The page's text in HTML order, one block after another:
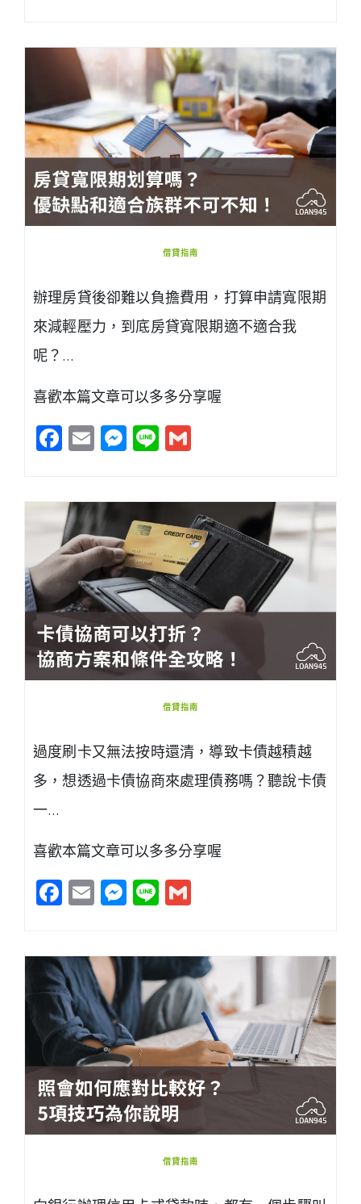
借貸指南
辦理房貸後卻難以負擔費用，打算申請寬限期
來減輕壓力，到底房貸寬限期適不適合我
呢？…
喜歡本篇文章可以多多分享喔
Facebook
EmailMessenger
Line
借貸指南
過度刷卡又無法按時還清，導致卡債越積越
多，想透過卡債協商來處理債務嗎？聽說卡債
一…
喜歡本篇文章可以多多分享喔
Facebook
EmailMessenger
Line
借貸指南